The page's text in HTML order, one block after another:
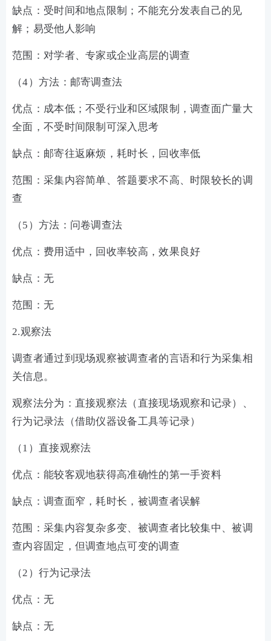
缺点：受时间和地点限制；不能充分发表自己的见
解；易受他人影响
范围：对学者、专家或企业高层的调查
（4）方法：邮寄调查法
优点：成本低；不受行业和区域限制，调查面广量大
全面，不受时间限制可深入思考
缺点：邮寄往返麻烦，耗时长，回收率低
范围：采集内容简单、答题要求不高、时限较长的调
查
（5）方法：问卷调查法
优点：费用适中，回收率较高，效果良好
缺点：无
范围：无
2.观察法
调查者通过到现场观察被调查者的言语和行为采集相
关信息。
观察法分为：直接观察法（直接现场观察和记录）、
行为记录法（借助仪器设备工具等记录）
（1）直接观察法
优点：能较客观地获得高准确性的第一手资料
缺点：调查面窄，耗时长，被调查者误解
范围：采集内容复杂多变、被调查者比较集中、被调
查内容固定，但调查地点可变的调查
（2）行为记录法
优点：无
缺点：无